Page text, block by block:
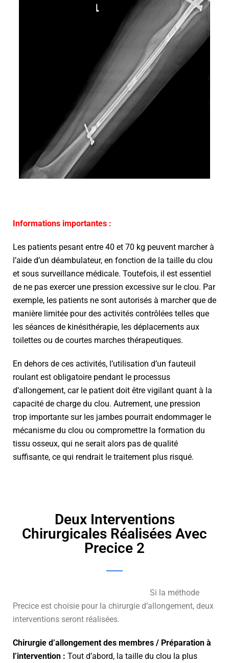
Informations importantes :
Les patients pesant entre 40 et 70 kg peuvent marcher à
l’aide d’un déambulateur, en fonction de la taille du clou
et sous surveillance médicale. Toutefois, il est essentiel
de ne pas exercer une pression excessive sur le clou. Par
exemple, les patients ne sont autorisés à marcher que de
manière limitée pour des activités contrôlées telles que
les séances de kinésithérapie, les déplacements aux
toilettes ou de courtes marches thérapeutiques.
En dehors de ces activités, l’utilisation d’un fauteuil
roulant est obligatoire pendant le processus
d’allongement, car le patient doit être vigilant quant à la
capacité de charge du clou. Autrement, une pression
trop importante sur les jambes pourrait endommager le
mécanisme du clou ou compromettre la formation du
tissu osseux, qui ne serait alors pas de qualité
suffisante, ce qui rendrait le traitement plus risqué.
Deux Interventions
Chirurgicales Réalisées Avec
Precice 2
Si la méthode
Precice est choisie pour la chirurgie d’allongement, deux
interventions seront réalisées.
Chirurgie d’allongement des membres / Préparation à
l’intervention : Tout d’abord, la taille du clou la plus